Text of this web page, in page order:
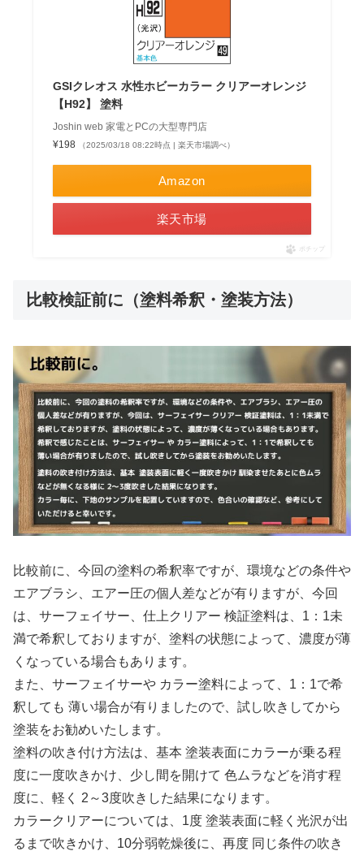
GSIクレオス 水性ホビーカラー クリアーオレンジ
【H92】 塗料
Joshin web 家電とPCの大型専門店
¥198
（2025/03/18 08:22時点 | 楽天市場調べ）
Amazon
楽天市場
ポチップ
比較検証前に（塗料希釈・塗装方法）
比較前に、今回の塗料の希釈率ですが、環境などの条件や
エアブラシ、エアー圧の個人差などが有りますが、今回
は、サーフェイサー、仕上クリアー 検証塗料は、1：1未
満で希釈しておりますが、塗料の状態によって、濃度が薄
くなっている場合もあります。
また、サーフェイサーや カラー塗料によって、1：1で希
釈しても 薄い場合が有りましたので、試し吹きしてから
塗装をお勧めいたします。
塗料の吹き付け方法は、基本 塗装表面にカラーが乗る程
度に一度吹きかけ、少し間を開けて 色ムラなどを消す程
度に、軽く 2～3度吹きした結果になります。
カラークリアーについては、1度 塗装表面に軽く光沢が出
るまで吹きかけ、10分弱乾燥後に、再度 同じ条件の吹き